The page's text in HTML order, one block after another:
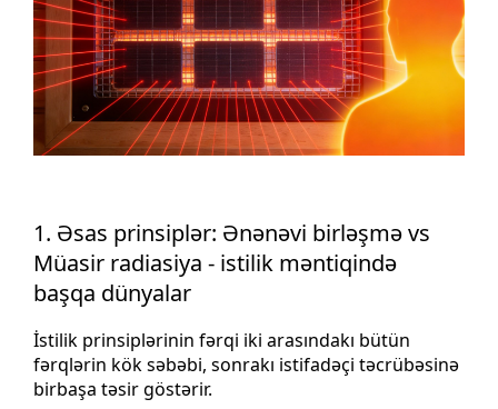
1. Əsas prinsiplər: Ənənəvi birləşmə vs
Müasir radiasiya - istilik məntiqində
başqa dünyalar
İstilik prinsiplərinin fərqi iki arasındakı bütün
fərqlərin kök səbəbi, sonrakı istifadəçi təcrübəsinə
birbaşa təsir göstərir.